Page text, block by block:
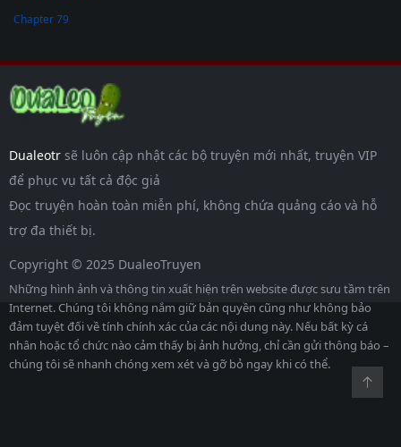
Chapter 79
Dualeotr sẽ luôn cập nhật các bộ truyện mới nhất, truyện VIP
để phục vụ tất cả độc giả
Đọc truyện hoàn toàn miễn phí, không chứa quảng cáo và hỗ
trợ đa thiết bị.
Copyright © 2025 DualeoTruyen
Những hình ảnh và thông tin xuất hiện trên website được sưu tầm trên
Internet. Chúng tôi không nắm giữ bản quyền cũng như không bảo
đảm tuyệt đối về tính chính xác của các nội dung này. Nếu bất kỳ cá
nhân hoặc tổ chức nào cảm thấy bị ảnh hưởng, chỉ cần gửi thông báo –
chúng tôi sẽ nhanh chóng xem xét và gỡ bỏ ngay khi có thể.